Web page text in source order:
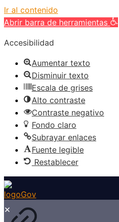
Ir al contenido
Abrir barra de herramientas
Accesibilidad
Aumentar texto
Disminuir texto
Escala de grises
Alto contraste
Contraste negativo
Fondo claro
Subrayar enlaces
Fuente legible
Restablecer
✕